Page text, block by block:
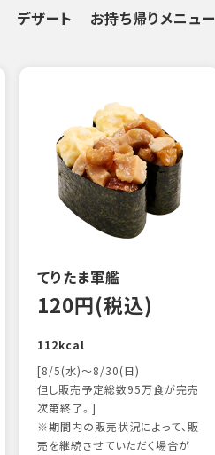
デザート お持ち帰りメニュー
てりたま軍艦
120円(税込)
112kcal
[8/5(水)～8/30(日)
但し販売予定総数95万食が完売
次第終了。]
※期間内の販売状況によって、販
売を継続させていただく場合が